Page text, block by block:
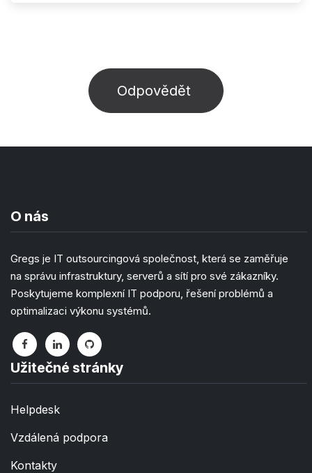
Odpovědět
O nás
Gregs je IT outsourcingová společnost, která se zaměřuje
na správu infrastruktury, serverů a sítí pro své zákazníky.
Poskytujeme komplexní IT podporu, řešení problémů a
optimalizaci výkonu systémů.
Užitečné stránky
Helpdesk
Vzdálená podpora
Kontakty